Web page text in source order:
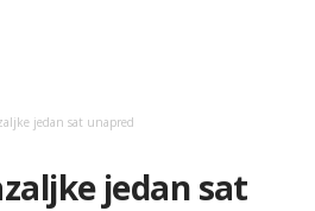
jedan sat unapred
jedan sat